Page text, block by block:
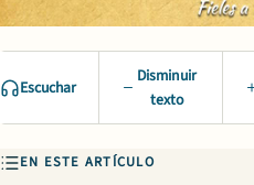
Escuchar
Disminuir
texto
EN ESTE ARTÍCULO